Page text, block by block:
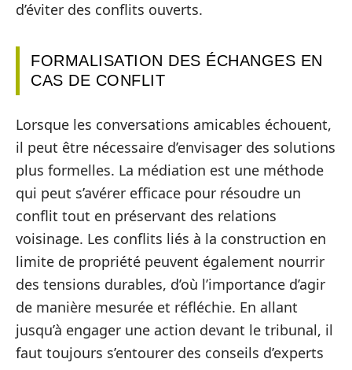
d’éviter des conflits ouverts.
FORMALISATION DES ÉCHANGES EN
CAS DE CONFLIT
Lorsque les conversations amicables échouent,
il peut être nécessaire d’envisager des solutions
plus formelles. La médiation est une méthode
qui peut s’avérer efficace pour résoudre un
conflit tout en préservant des relations
voisinage. Les conflits liés à la construction en
limite de propriété peuvent également nourrir
des tensions durables, d’où l’importance d’agir
de manière mesurée et réfléchie. En allant
jusqu’à engager une action devant le tribunal, il
faut toujours s’entourer des conseils d’experts